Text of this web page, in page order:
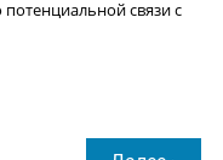
потенциальной связи с